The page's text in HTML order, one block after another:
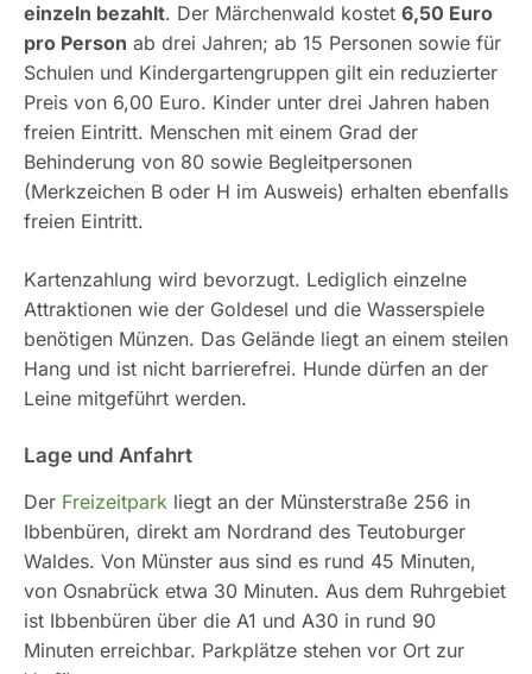
einzeln bezahlt. Der Märchenwald kostet 6,50 Euro
pro Person ab drei Jahren; ab 15 Personen sowie für
Schulen und Kindergartengruppen gilt ein reduzierter
Preis von 6,00 Euro. Kinder unter drei Jahren haben
freien Eintritt. Menschen mit einem Grad der
Behinderung von 80 sowie Begleitpersonen
(Merkzeichen B oder H im Ausweis) erhalten ebenfalls
freien Eintritt.
Kartenzahlung wird bevorzugt. Lediglich einzelne
Attraktionen wie der Goldesel und die Wasserspiele
benötigen Münzen. Das Gelände liegt an einem steilen
Hang und ist nicht barrierefrei. Hunde dürfen an der
Leine mitgeführt werden.
Lage und Anfahrt
Der Freizeitpark liegt an der Münsterstraße 256 in
Ibbenbüren, direkt am Nordrand des Teutoburger
Waldes. Von Münster aus sind es rund 45 Minuten,
von Osnabrück etwa 30 Minuten. Aus dem Ruhrgebiet
ist Ibbenbüren über die A1 und A30 in rund 90
Minuten erreichbar. Parkplätze stehen vor Ort zur